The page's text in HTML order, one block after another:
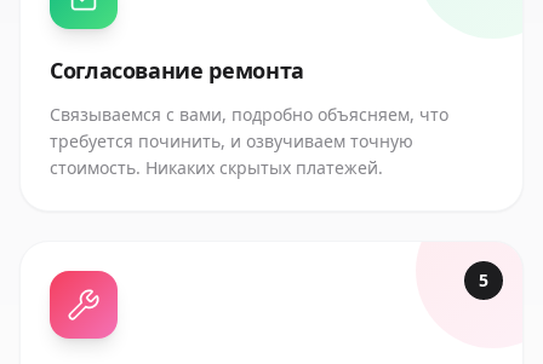
Согласование ремонта
Связываемся с вами, подробно объясняем, что
требуется починить, и озвучиваем точную
стоимость. Никаких скрытых платежей.
5